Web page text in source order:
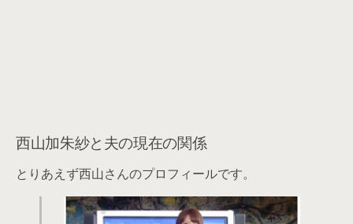
西山加朱紗と夫の現在の関係
とりあえず西山さんのプロフィールです。